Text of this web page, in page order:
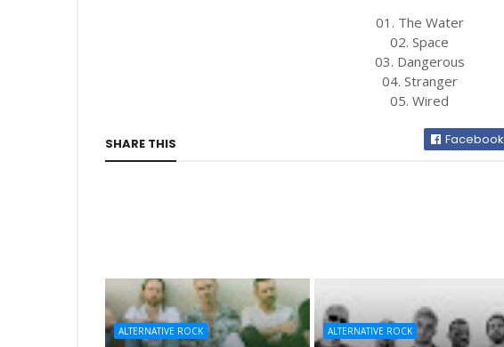
01. The Water
02. Space
03. Dangerous
04. Stranger
05. Wired
SHARE THIS Facebook
ALTERNATIVE ROCK ALTERNATIVE ROCK